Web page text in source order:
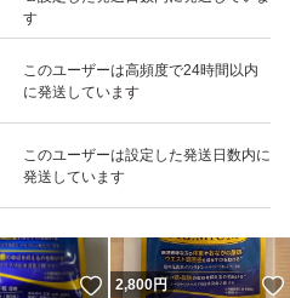
す
このユーザーは高頻度で24時間以内
に発送しています
このユーザーは設定した発送日数内に
発送しています
いいね！
2,650
いいね！
2,800円